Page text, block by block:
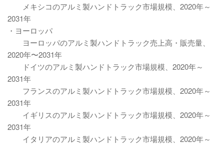
メキシコのアルミ製ハンドトラック市場規模、2020年～
2031年
・ヨーロッパ
ヨーロッパのアルミ製ハンドトラック売上高・販売量、
2020年〜2031年
ドイツのアルミ製ハンドトラック市場規模、2020年～
2031年
フランスのアルミ製ハンドトラック市場規模、2020年～
2031年
イギリスのアルミ製ハンドトラック市場規模、2020年～
2031年
イタリアのアルミ製ハンドトラック市場規模、2020年～